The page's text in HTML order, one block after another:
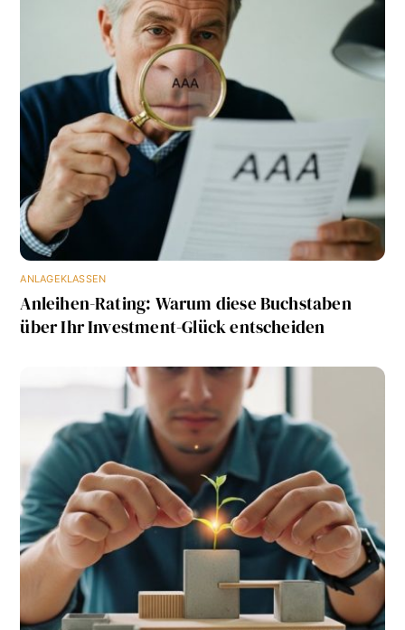
ANLAGEKLASSEN
Anleihen-Rating: Warum diese Buchstaben
über Ihr Investment-Glück entscheiden